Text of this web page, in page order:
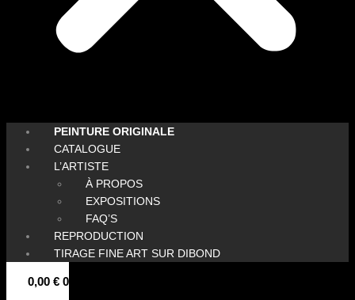
PEINTURE ORIGINALE
CATALOGUE
L’ARTISTE
À PROPOS
EXPOSITIONS
FAQ’S
REPRODUCTION
TIRAGE FINE ART SUR DIBOND
0,00 € 0